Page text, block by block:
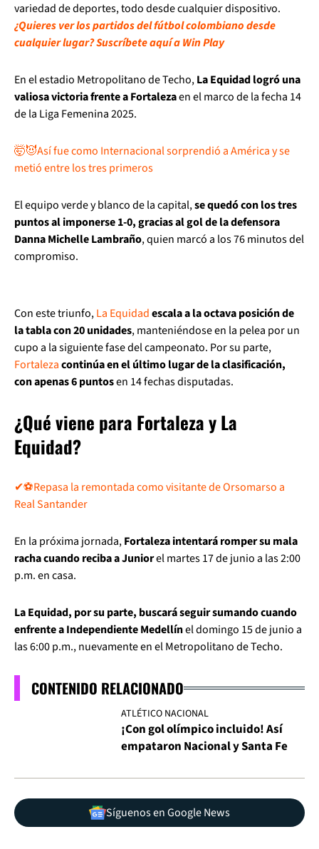
variedad de deportes, todo desde cualquier dispositivo.
¿Quieres ver los partidos del fútbol colombiano desde
cualquier lugar? Suscríbete aquí a Win Play
En el estadio Metropolitano de Techo,La Equidad logró una
valiosa victoria frente a Fortalezaen el marco de la fecha 14
de la Liga Femenina 2025.
🤯😈Así fue como Internacional sorprendió a América y se
metió entre los tres primeros
El equipo verde y blanco de la capital,se quedó con los tres
puntos al imponerse 1-0, gracias al gol de la defensora
Danna Michelle Lambraño, quien marcó a los 76 minutos del
compromiso.
Con este triunfo,La Equidadescala a la octava posición de
la tabla con 20 unidades, manteniéndose en la pelea por un
cupo a la siguiente fase del campeonato. Por su parte,
Fortalezacontinúa en el último lugar de la clasificación,
con apenas 6 puntosen 14 fechas disputadas.
¿Qué viene para Fortaleza y La
Equidad?
✔⚽Repasa la remontada como visitante de Orsomarso a
Real Santander
En la próxima jornada,Fortaleza intentará romper su mala
racha cuando reciba a Juniorel martes 17 de junio a las 2:00
p.m. en casa.
La Equidad, por su parte, buscará seguir sumando cuando
enfrente a Independiente Medellínel domingo 15 de junio a
las 6:00 p.m., nuevamente en el Metropolitano de Techo.
CONTENIDO RELACIONADO
ATLÉTICO NACIONAL
¡Con gol olímpico incluido! Así
empataron Nacional y Santa Fe
Síguenos en Google News